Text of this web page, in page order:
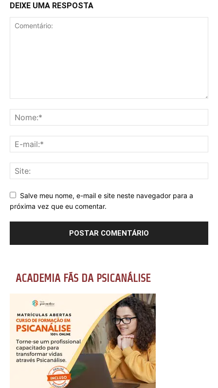
DEIXE UMA RESPOSTA
Salve meu nome, e-mail e site neste navegador para a
próxima vez que eu comentar.
ACADEMIA FÃS DA PSICANÁLISE